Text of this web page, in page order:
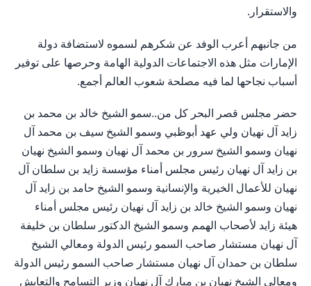
والاستقرار.
من جانبهم أعرب الوفد عن شكرهم لسموه لاستضافة دولة
الإمارات مثل هذه الاجتماعات الدولية الهامة وحرصها على توفير
أسباب نجاحها لما فيه مصلحة شعوب العالم أجمع.
حضر مجلس قصر البحر كل من..سمو الشيخ خالد بن محمد بن
زايد آل نهيان ولي عهد أبوظبي وسمو الشيخ سيف بن محمد آل
نهيان وسمو الشيخ سرور بن محمد آل نهيان وسمو الشيخ نهيان
بن زايد آل نهيان رئيس مجلس أمناء مؤسسة زايد بن سلطان آل
نهيان للأعمال الخيرية والإنسانية وسمو الشيخ حامد بن زايد آل
نهيان وسمو الشيخ خالد بن زايد آل نهيان رئيس مجلس أمناء
هيئة زايد لأصحاب الهمم وسمو الشيخ الدكتور سلطان بن خليفة
آل نهيان مستشار صاحب السمو رئيس الدولة ومعالي الشيخ
سلطان بن حمدان آل نهيان مستشار صاحب السمو رئيس الدولة
ومعالي الشيخ نهيان بن مبارك آل نهيان وزير التسامح والتعايش